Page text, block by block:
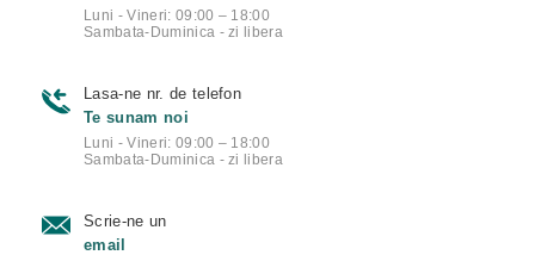
Luni - Vineri: 09:00 – 18:00
Sambata-Duminica - zi libera
Lasa-ne nr. de telefon
Te sunam noi
Luni - Vineri: 09:00 – 18:00
Sambata-Duminica - zi libera
Scrie-ne un
email